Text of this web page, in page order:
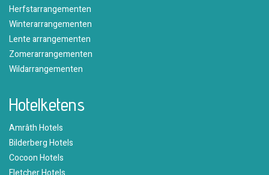
Herfstarrangementen
Winterarrangementen
Lente arrangementen
Zomerarrangementen
Wildarrangementen
Hotelketens
Amrâth Hotels
Bilderberg Hotels
Cocoon Hotels